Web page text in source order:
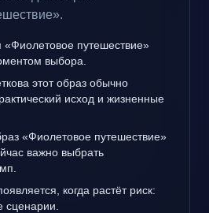
путешествие»
выбора.
этот образ обычно
исход и жизненные
«Фиолетовое путешествие»
важно выбрать
когда растёт риск:
сценарии.